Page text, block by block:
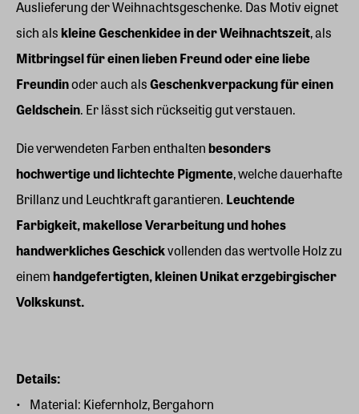
Auslieferung der Weihnachtsgeschenke. Das Motiv eignet
sich alskleine Geschenkidee in der Weihnachtszeit, als
Mitbringsel für einen lieben Freund oder eine liebe
Freundinoder auch alsGeschenkverpackung für einen
Geldschein. Er lässt sich rückseitig gut verstauen.
Die verwendeten Farben enthaltenbesonders
hochwertige und lichtechte Pigmente, welche dauerhafte
Brillanz und Leuchtkraft garantieren. Leuchtende
Farbigkeit, makellose Verarbeitung und hohes
handwerkliches Geschickvollenden das wertvolle Holz zu
einemhandgefertigten, kleinen Unikat erzgebirgischer
Volkskunst.
Details:
Material: Kiefernholz, Bergahorn